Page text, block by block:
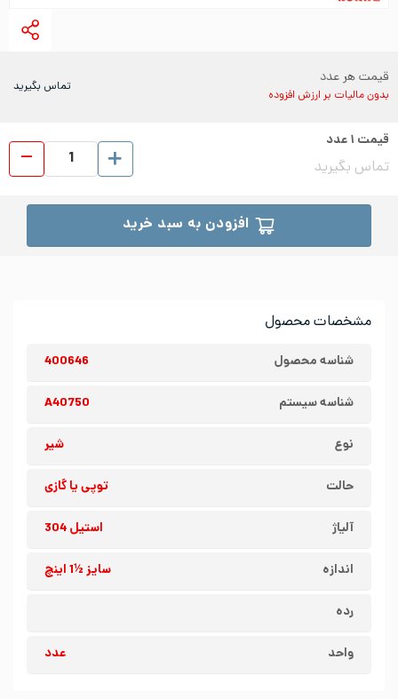
مشخصات محصول
شناسه محصول 400646
شناسه سیستم A40750
نوع شیر
حالت توپی یا گازی
آلیاژ استیل 304
اندازه سایز ½1 اینچ
رده
واحد عدد
قیمت هر عدد
بدون مالیات بر ارزش افزوده
تماس بگیرید
قیمت ۱عدد
تماس بگیرید
افزودن به سبد خرید